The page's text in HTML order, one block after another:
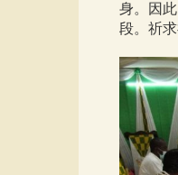
身。因
段。祈